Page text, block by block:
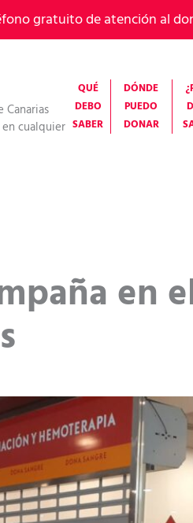
gratuito de atención al
Canarias
cualquier
QUÉ
DEBO
SABER
DÓNDE
PUEDO
DONAR
en